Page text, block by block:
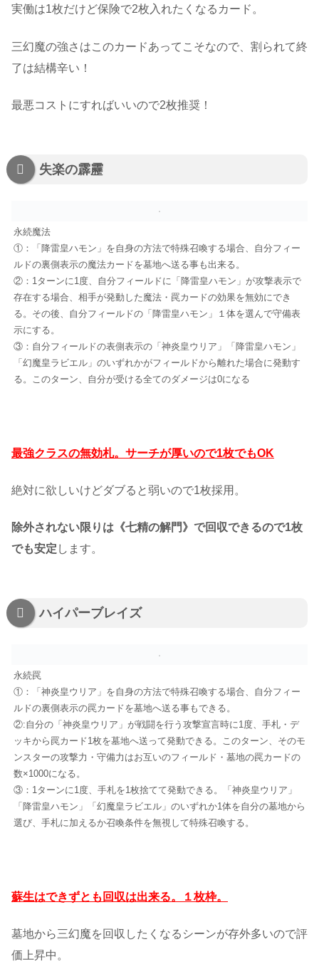
実働は1枚だけど保険で2枚入れたくなるカード。
三幻魔の強さはこのカードあってこそなので、割られて終
了は結構辛い！
最悪コストにすればいいので2枚推奨！
失楽の霹靂
永続魔法
①：「降雷皇ハモン」を自身の方法で特殊召喚する場合、自分フィー
ルドの裏側表示の魔法カードを墓地へ送る事も出来る。
②：1ターンに1度、自分フィールドに「降雷皇ハモン」が攻撃表示で
存在する場合、相手が発動した魔法・罠カードの効果を無効にでき
る。その後、自分フィールドの「降雷皇ハモン」１体を選んで守備表
示にする。
③：自分フィールドの表側表示の「神炎皇ウリア」「降雷皇ハモン」
「幻魔皇ラビエル」のいずれかがフィールドから離れた場合に発動す
る。このターン、自分が受ける全てのダメージは0になる
最強クラスの無効札。サーチが厚いので1枚でもOK
絶対に欲しいけどダブると弱いので1枚採用。
除外されない限りは《七精の解門》で回収できるので1枚
でも安定 します。
ハイパーブレイズ
永続罠
①：「神炎皇ウリア」を自身の方法で特殊召喚する場合、自分フィー
ルドの裏側表示の罠カードを墓地へ送る事もできる。
②:自分の「神炎皇ウリア」が戦闘を行う攻撃宣言時に1度、手札・デ
ッキから罠カード1枚を墓地へ送って発動できる。このターン、そのモ
ンスターの攻撃力・守備力はお互いのフィールド・墓地の罠カードの
数×1000になる。
③：1ターンに1度、手札を1枚捨てて発動できる。「神炎皇ウリア」
「降雷皇ハモン」「幻魔皇ラビエル」のいずれか1体を自分の墓地から
選び、手札に加えるか召喚条件を無視して特殊召喚する。
蘇生はできずとも回収は出来る。１枚枠。
墓地から三幻魔を回収したくなるシーンが存外多いので評
価上昇中。